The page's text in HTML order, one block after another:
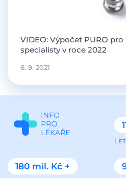
VIDEO: Výpočet PURO
specialisty v roce 2022
6. 9. 2021
180 mil. Kč +